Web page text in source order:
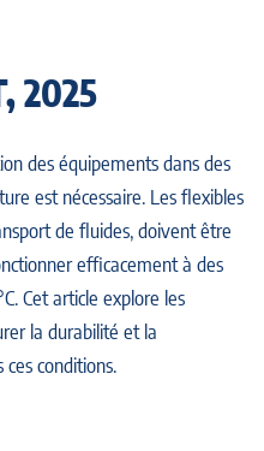
2025
des équipements dans des
est nécessaire. Les flexibles
de fluides, doivent être
efficacement à des
Cet article explore les
la durabilité et la
conditions.